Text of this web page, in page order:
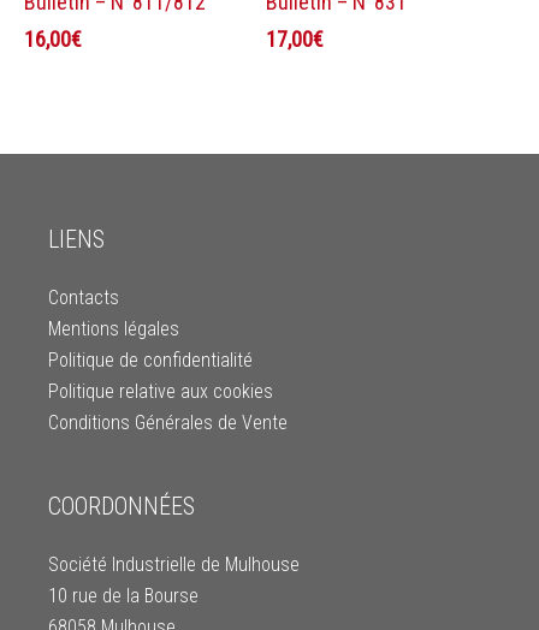
16,00€
17,00€
LIENS
Contacts
Mentions légales
Politique de confidentialité
Politique relative aux cookies
Conditions Générales de Vente
COORDONNÉES
Société Industrielle de Mulhouse
10 rue de la Bourse